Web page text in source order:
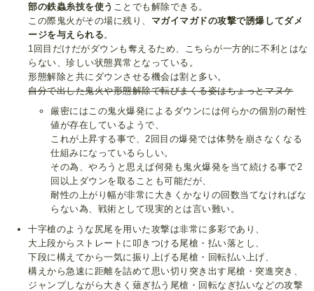
部の鉄蟲糸技を使う ことでも解除できる。
この際鬼火がその場に残り、 マガイマガドの攻撃で誘爆してダメ
ージを与えられる 。
1回目だけだがダウンも奪えるため、こちらが一方的に不利とはな
らない、珍しい状態異常となっている。
形態解除と共にダウンさせる機会は割と多い。
自分で出した鬼火や形態解除で転びまくる姿はちょっとマヌケ
厳密にはこの鬼火爆発によるダウンには何らかの個別の耐性
値が存在しているようで、
これが上昇する事で、2回目の爆発では体勢を崩さなくなる
仕組みになっているらしい。
その為、やろうと思えば何発も鬼火爆発を当て続ける事で2
回以上ダウンを取ることも可能だが、
耐性の上がり幅が非常に大きくかなりの回数当てなければな
らない為、戦術として現実的とは言い難い。
十字槍のような尻尾を用いた攻撃は非常に多彩であり、
大上段からストレートに叩きつける尾槍・払い落とし、
下段に構えてから一気に振り上げる尾槍・回転払い上げ、
構えから急速に距離を詰めて思い切り突き出す尾槍・突進突き、
ジャンプしながら大きく薙ぎ払う尾槍・回転なぎ払いなどの攻撃